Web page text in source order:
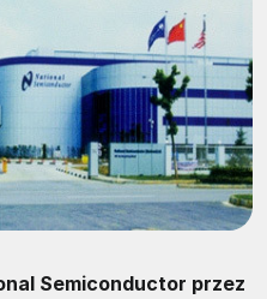
Semiconductor przez